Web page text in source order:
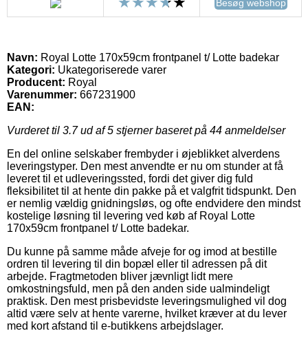
Besøg webshop
Navn: Royal Lotte 170x59cm frontpanel t/ Lotte badekar
Kategori: Ukategoriserede varer
Producent: Royal
Varenummer: 667231900
EAN:
Vurderet til 3.7ud af 5 stjerner baseret på 44 anmeldelser
En del online selskaber frembyder i øjeblikket alverdens
leveringstyper. Den mest anvendte er nu om stunder at få
leveret til et udleveringssted, fordi det giver dig fuld
fleksibilitet til at hente din pakke på et valgfrit tidspunkt. Den
er nemlig vældig gnidningsløs, og ofte endvidere den mindst
kostelige løsning til levering ved køb af Royal Lotte
170x59cm frontpanel t/ Lotte badekar.
Du kunne på samme måde afveje for og imod at bestille
ordren til levering til din bopæl eller til adressen på dit
arbejde. Fragtmetoden bliver jævnligt lidt mere
omkostningsfuld, men på den anden side ualmindeligt
praktisk. Den mest prisbevidste leveringsmulighed vil dog
altid være selv at hente varerne, hvilket kræver at du lever
med kort afstand til e-butikkens arbejdslager.